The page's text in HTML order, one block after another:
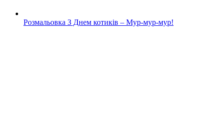
Розмальовка З Днем котиків – Мур-мур-мур!